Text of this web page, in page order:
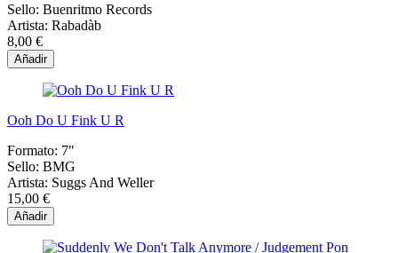
Sello: Buenritmo Records
Artista: Rabadàb
8,00 €
Añadir
Ooh Do U Fink U R
Formato: 7"
Sello: BMG
Artista: Suggs And Weller
15,00 €
Añadir